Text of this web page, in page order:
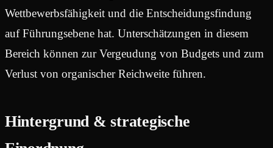
Wettbewerbsfähigkeit und die Entscheidungsfindung
auf Führungsebene hat. Unterschätzungen in diesem
Bereich können zur Vergeudung von Budgets und zum
Verlust von organischer Reichweite führen.
Hintergrund & strategische